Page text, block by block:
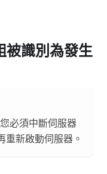
被識別為發生
必須中斷伺服器
重新啟動伺服器。